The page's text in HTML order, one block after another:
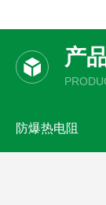
产
防爆热电阻